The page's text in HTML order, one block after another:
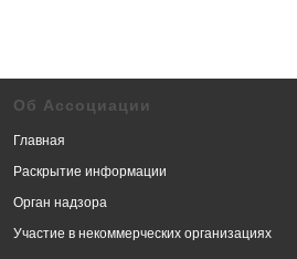
Об Ассоциации
Главная
Раскрытие информации
Орган надзора
Участие в некоммерческих организациях